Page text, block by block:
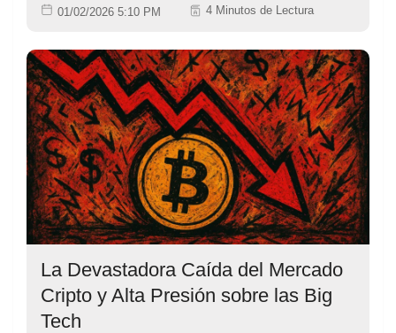
01/02/2026 5:10 PM 4 Minutos de Lectura
La Devastadora Caída del Mercado
Cripto y Alta Presión sobre las Big
Tech